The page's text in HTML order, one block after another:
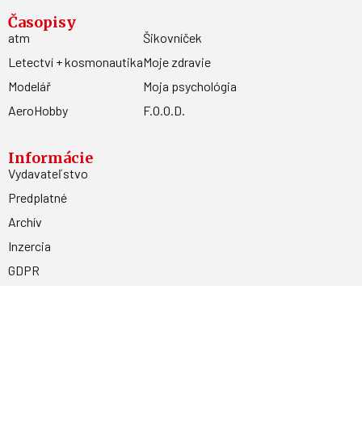
Časopisy
atm
Letectví + kosmonautika
Modelář
AeroHobby
Šikovníček
Moje zdravie
Moja psychológia
F.O.O.D.
Informácie
Vydavateľstvo
Predplatné
Archív
Inzercia
GDPR